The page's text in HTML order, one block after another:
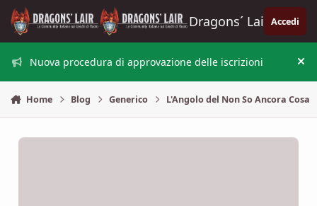
Vai al contenuto
Dragons´ Lair Accedi
Nuova procedura di approvazione delle iscrizioni
Home Blog Generico L'Angolo del Non So Ancora Cosa